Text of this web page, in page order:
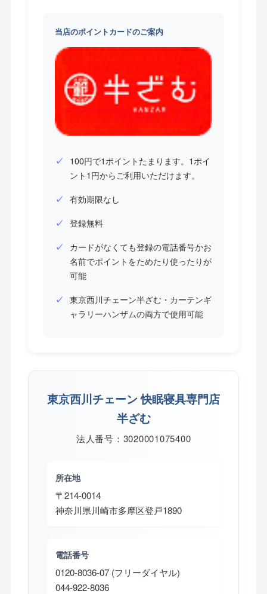
当店のポイントカードのご案内
100円で1ポイントたまります。1ポイ
ント1円からご利用いただけます。
有効期限なし
登録無料
カードがなくても登録の電話番号かお
名前でポイントをためたり使ったりが
可能
東京西川チェーン半ざむ・カーテンギ
ャラリーハンザムの両方で使用可能
東京西川チェーン 快眠寝具専門店
半ざむ
法人番号：3020001075400
所在地
〒214-0014
神奈川県川崎市多摩区登戸1890
電話番号
0120-8036-07 (フリーダイヤル)
044-922-8036